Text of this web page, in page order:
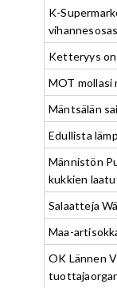
K-
Ketteryys
MOT mollasi
Mäntsälän
Edullista
Männistön
kukkien
Salaatteja
Maa-
OK Lännen